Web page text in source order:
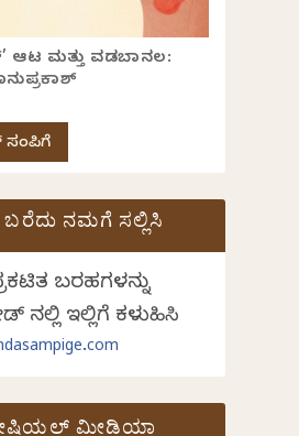
ಆಟ ಮತ್ತು ವಡಬಾನಲ:
ಬರೆದು ನಮಗೆ ಸಲ್ಲಿಸಿ
ಬರಹಗಳನ್ನು
ನಲ್ಲಿ ಇಲ್ಲಿಗೆ ಕಳುಹಿಸಿ